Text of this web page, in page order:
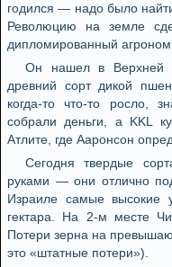
годился — надо было
Революцию на земле
дипломированный агроном
Он нашел в Верхней
древний сорт дикой
когда-то что-то росло,
собрали деньги, а KKL
Атлите, где Ааронсон
Сегодня твердые
руками — они отлично
Израиле самые
гектара. На 2-м месте
Потери зерна на
это «штатные потери»).